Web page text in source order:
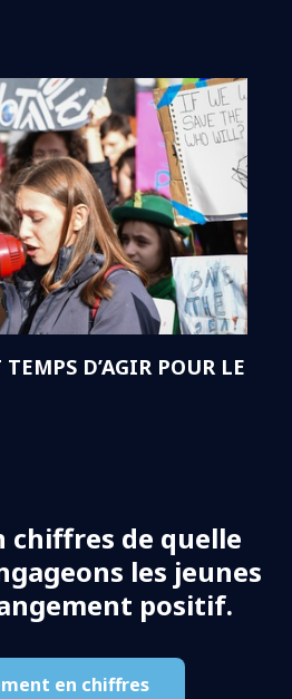
D’AGIR POUR LE
chiffres de quelle
les jeunes
positif.
en chiffres